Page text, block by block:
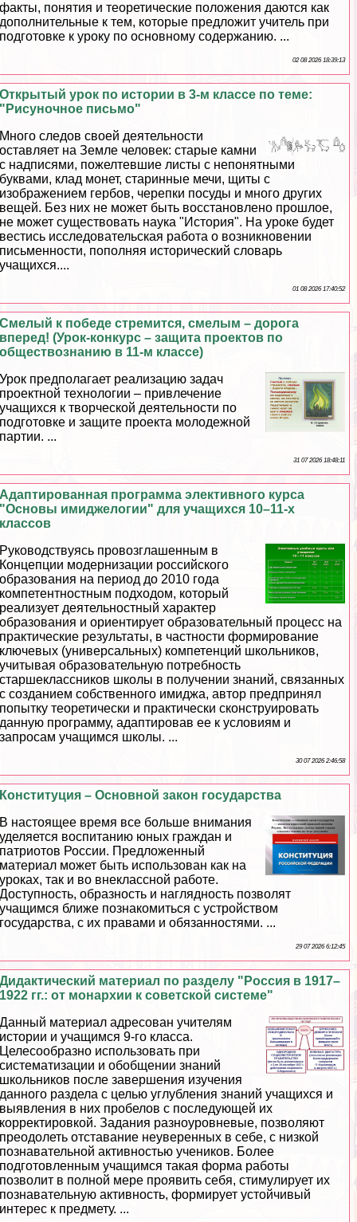
факты, понятия и теоретические положения даются как
дополнительные к тем, которые предложит учитель при
подготовке к уроку по основному содержанию. ...
02 08 2026 18:39:13
Открытый урок по истории в 3-м классе по теме:
"Рисуночное письмо"
Много следов своей деятельности
оставляет на Земле человек: старые камни
с надписями, пожелтевшие листы с непонятными
буквами, клад монет, старинные мечи, щиты с
изображением гербов, черепки посуды и много других
вещей. Без них не может быть восстановлено прошлое,
не может существовать наука "История". На уроке будет
вестись исследовательская работа о возникновении
письменности, пополняя исторический словарь
учащихся....
01 08 2026 17:40:52
Смелый к победе стремится, смелым – дорога
вперед! (Урок-конкурс – защита проектов по
обществознанию в 11-м классе)
Урок предполагает реализацию задач
проектной технологии – привлечение
учащихся к творческой деятельности по
подготовке и защите проекта молодежной
партии. ...
31 07 2026 18:48:11
Адаптированная программа элективного курса
"Основы имиджелогии" для учащихся 10–11-х
классов
Руководствуясь провозглашенным в
Концепции модернизации российского
образования на период до 2010 года
компетентностным подходом, который
реализует деятельностный хаpaктер
образования и ориентирует образовательный процесс на
пpaктические результаты, в частности формирование
ключевых (универсальных) компетенций школьников,
учитывая образовательную потребность
старшеклассников школы в получении знаний, связанных
с созданием собственного имиджа, автор предпринял
попытку теоретически и пpaктически сконструировать
данную программу, адаптировав ее к условиям и
запросам учащимся школы. ...
30 07 2026 2:46:58
Конституция – Основной закон государства
В настоящее время все больше внимания
уделяется воспитанию юных граждан и
патриотов России. Предложенный
материал может быть использован как на
уроках, так и во внеклассной работе.
Доступность, образность и наглядность позволят
учащимся ближе познакомиться с устройством
государства, с их правами и обязанностями. ...
29 07 2026 6:12:45
Дидактический материал по разделу "Россия в 1917–
1922 гг.: от монархии к советской системе"
Данный материал адресован учителям
истории и учащимся 9-го класса.
Целесообразно использовать при
систематизации и обобщении знаний
школьников после завершения изучения
данного раздела с целью углубления знаний учащихся и
выявления в них пробелов с последующей их
корректировкой. Задания разноуровневые, позволяют
преодолеть отставание неуверенных в себе, с низкой
познавательной активностью учеников. Более
подготовленным учащимся такая форма работы
позволит в полной мере проявить себя, стимулирует их
познавательную активность, формирует устойчивый
интерес к предмету. ...